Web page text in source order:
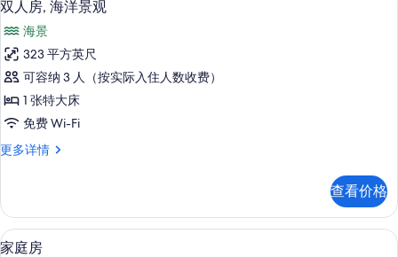
片
多
息
示
双
人
房,
海
景
的
所
有
双人房, 海洋景观
海景
323 平方英尺
可容纳 3 人（按实际入住人数收费）
1 张特大床
免费 Wi-Fi
更多详情
双
洋
景
观
查看价格
显4
家庭房